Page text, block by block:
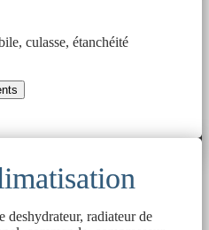
culasse, étanchéité
radiateur de